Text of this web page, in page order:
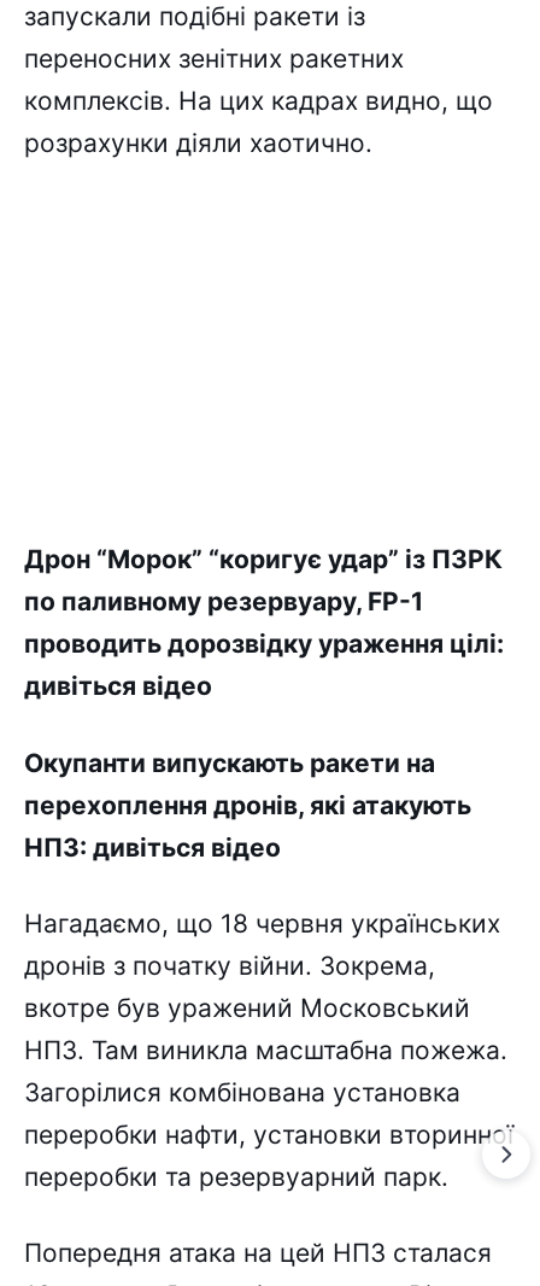
запускали подібні ракети із
переносних зенітних ракетних
комплексів. На цих кадрах видно, що
розрахунки діяли хаотично.
Дрон “Морок” “коригує удар” із ПЗРК
по паливному резервуару, FP-1
проводить дорозвідку ураження цілі:
дивіться відео
Окупанти випускають ракети на
перехоплення дронів, які атакують
НПЗ: дивіться відео
Нагадаємо, що 18 червня українських
дронів з початку війни. Зокрема,
вкотре був уражений Московський
НПЗ. Там виникла масштабна пожежа.
Загорілися комбінована установка
переробки нафти, установки вторинної
переробки та резервуарний парк.
Попередня атака на цей НПЗ сталася